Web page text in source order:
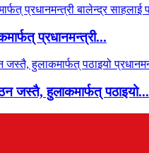
प्रधानमन्त्री...
जस्तै, हुलाकमार्फत् पठाइयो...